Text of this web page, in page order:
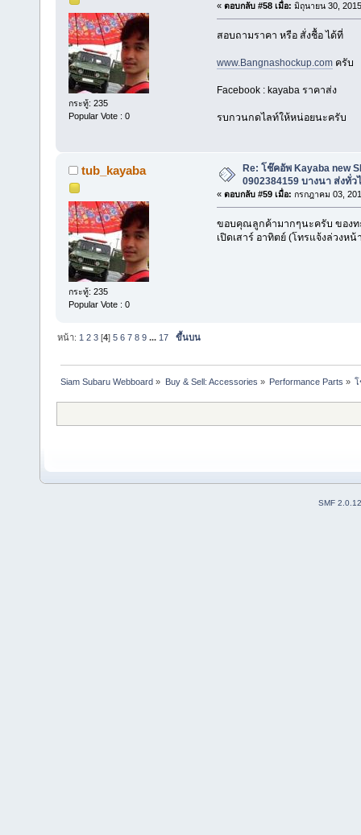
กระทู้: 235
Popular Vote : 0
« ตอบกลับ #58 เมื่อ: มิถุนายน 30,
สอบถามราคา หรือ สั่งชื้อ ได้ที่
www.Bangnashockup.comครับ
Facebook : kayaba ราคาส่ง
รบกวนกดไลท์ให้หน่อยนะครับ
tub_kayaba
กระทู้: 235
Popular Vote : 0
Re: โช๊คอัพ Kayaba new
0902384159 บางนา ส่งทั่ว
« ตอบกลับ #59 เมื่อ: กรกฎาคม 03,
ขอบคุณลูกค้ามากๆนะครับ ของท
เปิดเสาร์ อาทิตย์ (โทรแจ้งล่วงห
หน้า: 1 2 3 [4]5 6 7 8 9 ... 17 ขึ้นบน
Siam Subaru Webboard » Buy & Sell: Accessories » Performance Parts » โ
SMF 2.0.12